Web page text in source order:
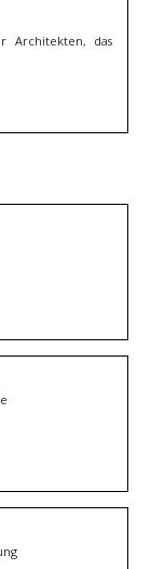
Architekten, das